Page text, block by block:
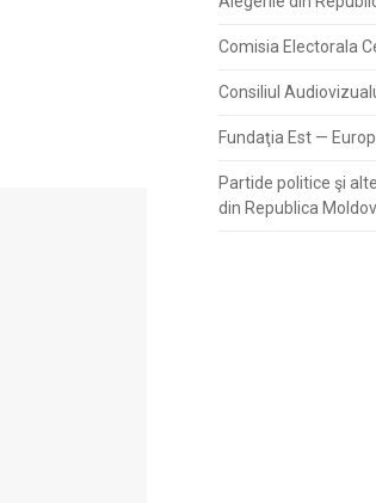
Comisia Electorala
Consiliul
Fundaţia Est —
Partide politice şi
din Republica